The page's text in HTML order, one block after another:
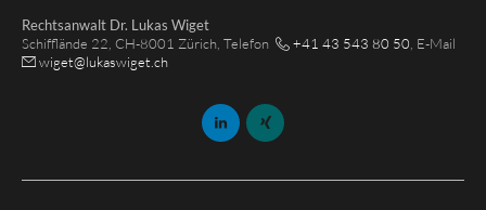
Rechtsanwalt Dr. Lukas Wiget
Schifflände 22, CH-8001 Zürich, Telefon +41 43 543 80 50 , E-Mail
wiget@lukaswiget.ch